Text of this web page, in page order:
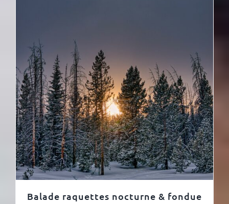
Balade raquettes nocturne & fondue